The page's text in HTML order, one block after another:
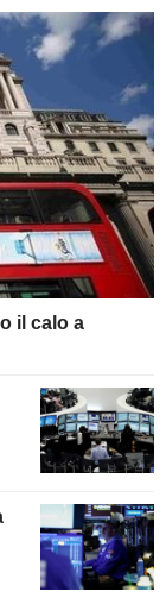
il calo a